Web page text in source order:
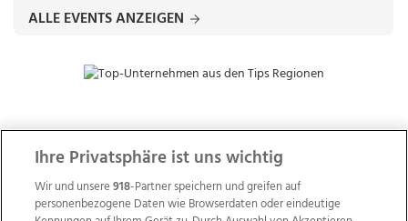
ALLE EVENTS ANZEIGEN
ZUR NACHRICHTENÜBERSICHT
Ihre Privatsphäre ist uns wichtig
Wir und unsere918-Partner speichern und greifen auf
personenbezogene Daten wie Browserdaten oder eindeutige